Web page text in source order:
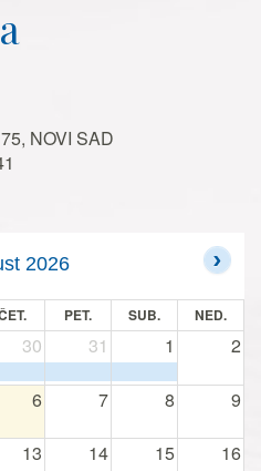
NOVI SAD
2026
PET. SUB. NED.
30 31 1 2
6 7 8 9
13 14 15 16